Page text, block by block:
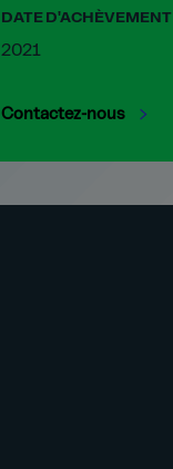
DATE D'ACHÈVEMENT
2021
Contactez-nous